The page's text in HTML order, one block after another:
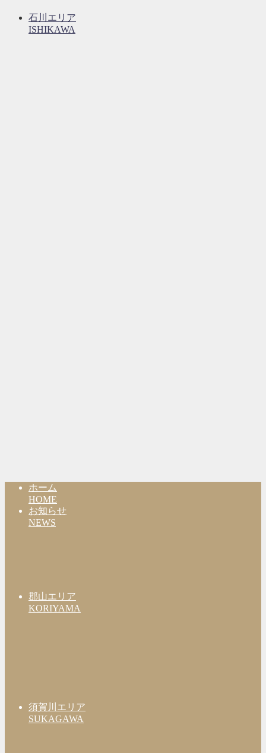
石川エリア
ISHIKAWA
ホーム
HOME
お知らせ
NEWS
郡山エリア
KORIYAMA
須賀川エリア
SUKAGAWA